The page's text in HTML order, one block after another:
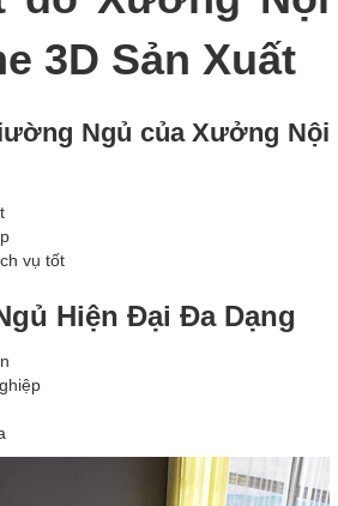
3D Sản Xuất
Ngủ của Xưởng Nội
vụ tốt
Hiện Đại Đa Dạng